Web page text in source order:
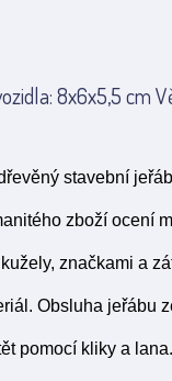
8x6x5,5 cm
stavební
zboží ocení
značkami a
Obsluha jeřábu
pomocí kliky a